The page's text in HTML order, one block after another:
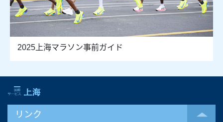
2025上海マラソン事前ガイド
リンク